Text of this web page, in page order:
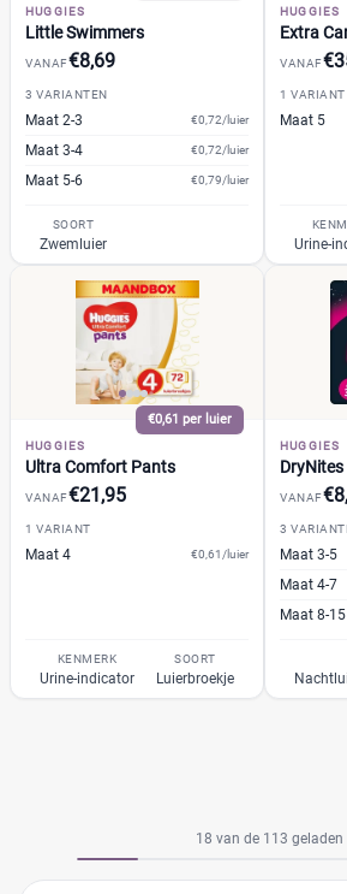
HUGGIES
Little Swimmers
VANAF€8,69
3 VARIANTEN
Maat 2-3 €0,72/luier
Maat 3-4 €0,72/luier
Maat 5-6 €0,79/luier
SOORT
Zwemluier
HUGGIES
Extra
VANAF
1 VARIANT
Maat 5
Urine-
€0,61 per luier
HUGGIES
Ultra Comfort Pants
VANAF€21,95
1 VARIANT
Maat 4 €0,61/luier
KENMERK
Urine-indicator
SOORT
Luierbroekje
HUGGIES
DryNites
VANAF
3
Maat 3-5
Maat 4-7
Maat 8-15
18 van de 113 geladen